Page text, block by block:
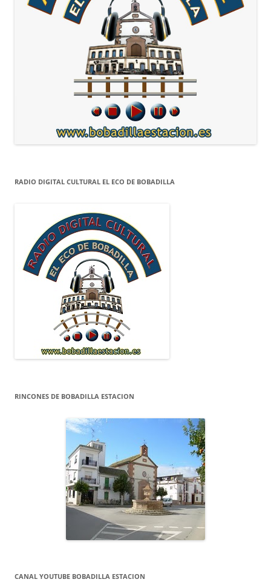
RADIO DIGITAL CULTURAL EL ECO DE BOBADILLA
RINCONES DE BOBADILLA ESTACION
CANAL YOUTUBE BOBADILLA ESTACION